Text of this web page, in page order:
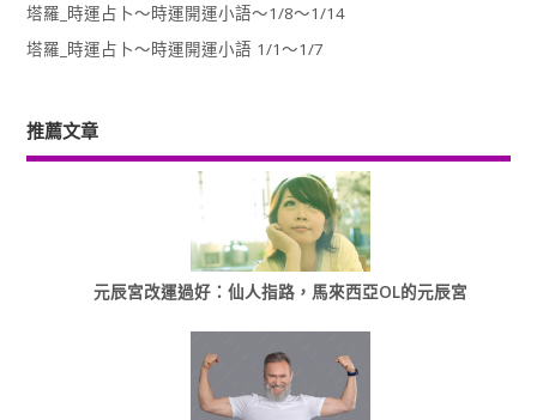
塔羅_時運占卜～時運開運小語～1/8～1/14
塔羅_時運占卜～時運開運小語 1/1～1/7
推薦文章
元辰宮改運過好：仙人指路，馬來西亞OL的元辰宮